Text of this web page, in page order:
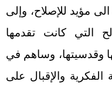
مؤيد للإصلاح، وإلى
التي كانت تقدمها
وقدسيتها، وساهم في
والإقبال على